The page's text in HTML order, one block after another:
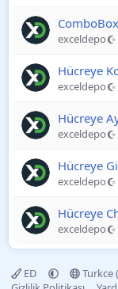
exceldepo
Hücreye
exceldepo
Hücreye
exceldepo
Hücreye
exceldepo
Hücreye
exceldepo
ED Turkce